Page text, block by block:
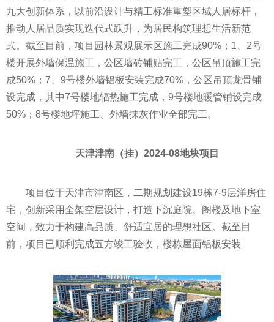
九大创新体系，以前沿设计与精工标准重塑区域人居标杆，
推动人居品质实现迭代式跃升，为居民构筑理想生活新范
式。截至目前，项目园林景观展示区施工完成90%；1、2号
楼开展外墙保温施工，公区墙砖铺贴完工，公区吊顶施工完
成50%；7、9号楼外墙铝板安装完成70%，公区吊顶龙骨铺
设完成，其中7号楼地辐热施工完成，9号楼地暖管铺设完成
50%；8号楼地坪施工、外墙抹灰作业全部完工。
天津津南（挂）2024-08地块项目
项目位于天津市津南区，二期规划建设19栋7-9层洋房住
宅，创新采用全架空层设计，打造下沉庭院、阁楼及地下室
空间，致力于构建高品质、舒适宜居的理想社区。截至目
前，项目已顺利完成五方竣工验收，楼栋屋面铝板安装